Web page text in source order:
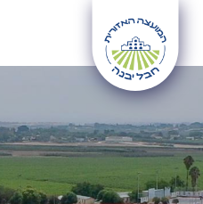
מוקד 106